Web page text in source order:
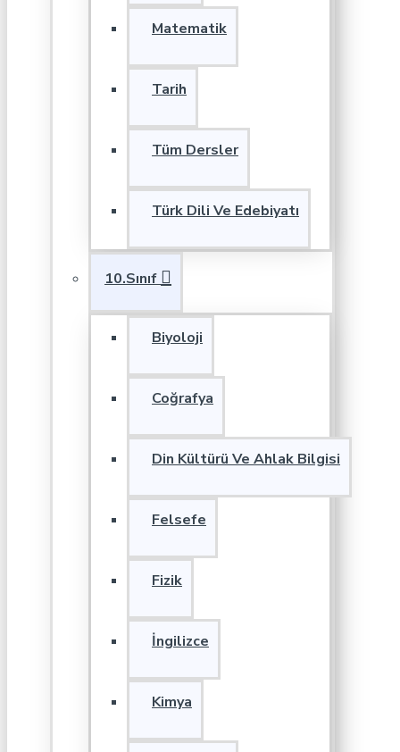
Matematik
Tarih
Tüm Dersler
Türk Dili Ve Edebiyatı
10.Sınıf
Biyoloji
Coğrafya
Din Kültürü Ve Ahlak Bilgisi
Felsefe
Fizik
İngilizce
Kimya